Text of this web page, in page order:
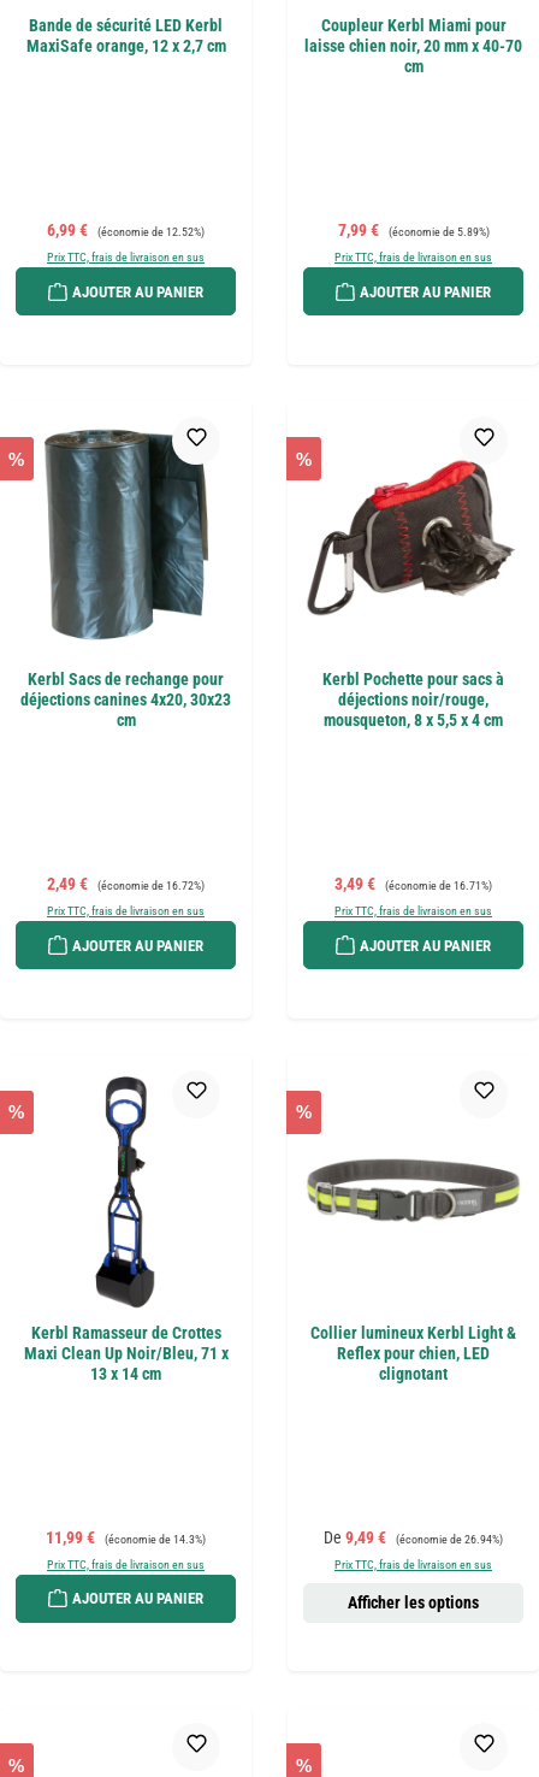
Bande de sécurité LED Kerbl
MaxiSafe orange, 12 x 2,7 cm
Prix de vente :
6,99 € Prix régulier :
(économie de 12.52%)
Prix TTC, frais de livraison en sus
AJOUTER AU PANIER
Coupleur Kerbl Miami pour
laisse chien noir, 20 mm x 40-70
cm
Prix de vente :
7,99 € Prix régulier :
(économie de 5.89%)
Prix TTC, frais de livraison en sus
AJOUTER AU PANIER
%
Kerbl Sacs de rechange pour
déjections canines 4x20, 30x23
cm
Prix de vente :
2,49 € Prix régulier :
(économie de 16.72%)
Prix TTC, frais de livraison en sus
AJOUTER AU PANIER
%
Kerbl Pochette pour sacs à
déjections noir/rouge,
mousqueton, 8 x 5,5 x 4 cm
Prix de vente :
3,49 € Prix régulier :
(économie de 16.71%)
Prix TTC, frais de livraison en sus
AJOUTER AU PANIER
%
Kerbl Ramasseur de Crottes
Maxi Clean Up Noir/Bleu, 71 x
13 x 14 cm
Prix de vente :
11,99 € Prix régulier :
(économie de 14.3%)
Prix TTC, frais de livraison en sus
AJOUTER AU PANIER
%
Collier lumineux Kerbl Light &
Reflex pour chien, LED
clignotant
Prix de vente :
De 9,49 € Prix régulier :
(économie de 26.94%)
Prix TTC, frais de livraison en sus
Afficher les options
% %